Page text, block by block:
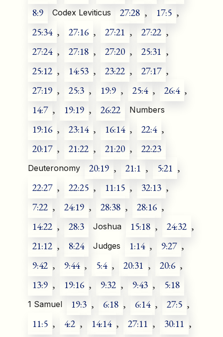
8:9
Codex Leviticus 27:28 , 17:5 ,
25:34 , 27:16 , 27:21 , 27:22 ,
27:24 , 27:18 , 27:20 , 25:31 ,
25:12 , 14:53 , 23:22 , 27:17 ,
27:19 , 25:3 , 19:9 , 25:4 , 26:4 ,
14:7 , 19:19 , 26:22 Numbers
19:16 , 23:14 , 16:14 , 22:4 ,
20:17 , 21:22 , 21:20 , 22:23
Deuteronomy 20:19 , 21:1 , 5:21 ,
22:27 , 22:25 , 11:15 , 32:13 ,
7:22 , 24:19 , 28:38 , 28:16 ,
14:22 , 28:3 Joshua 15:18 , 24:32 ,
21:12 , 8:24 Judges 1:14 , 9:27 ,
9:42 , 9:44 , 5:4 , 20:31 , 20:6 ,
13:9 , 19:16 , 9:32 , 9:43 , 5:18
1 Samuel 19:3 , 6:18 , 6:14 , 27:5 ,
11:5 , 4:2 , 14:14 , 27:11 , 30:11 ,